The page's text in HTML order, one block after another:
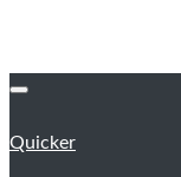
Quicker